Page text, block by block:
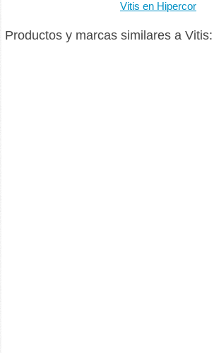
Vitis en Hipercor
Productos y marcas similares a Vitis: